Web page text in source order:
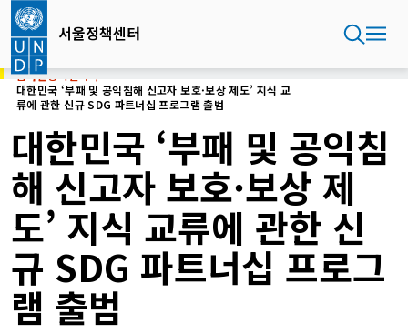
콘
텐
건
너
기
서울정책센터
홈서울정책센터
대한민국 ‘부패 및 공익침해 신고자 보호·보상 제도’ 지식 교
류에 관한 신규 SDG 파트너십 프로그램 출범
대한민국 ‘부패 및 공익침
해 신고자 보호·보상 제
도’ 지식 교류에 관한 신
규 SDG 파트너십 프로그
램 출범